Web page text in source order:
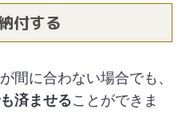
付する
間に合わない場合でも、
済ませることができま